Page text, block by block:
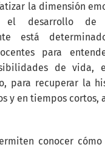
la dimensión
desarrollo de
está
para
de vida,
para recuperar la
y en tiempos cortos,
conocer